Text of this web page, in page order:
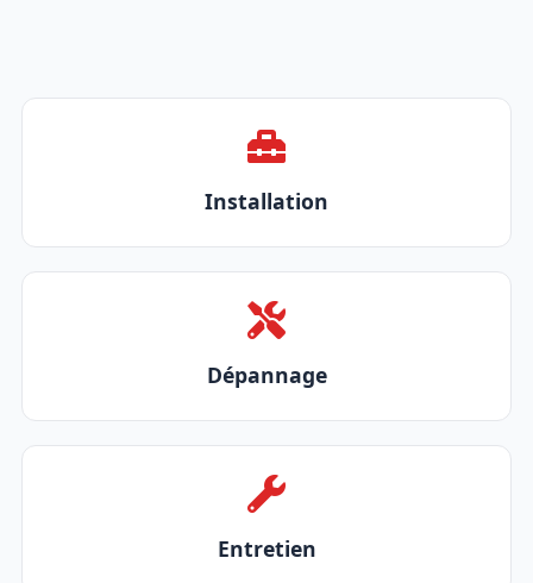
Installation
Dépannage
Entretien